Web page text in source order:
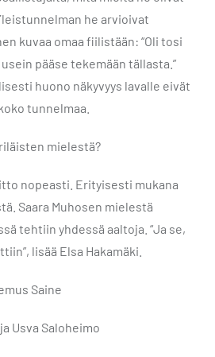
he arvioivat
kuvaa omaa fiilistään: “Oli tosi
pääse tekemään tällasta.”
huono näkyvyys lavalle eivät
tunnelmaa.
mielestä?
nopeasti. Erityisesti mukana
Saara Muhosen mielestä
tehtiin yhdessä aaltoja. “Ja se,
lisää Elsa Hakamäki.
Saine
Usva Saloheimo